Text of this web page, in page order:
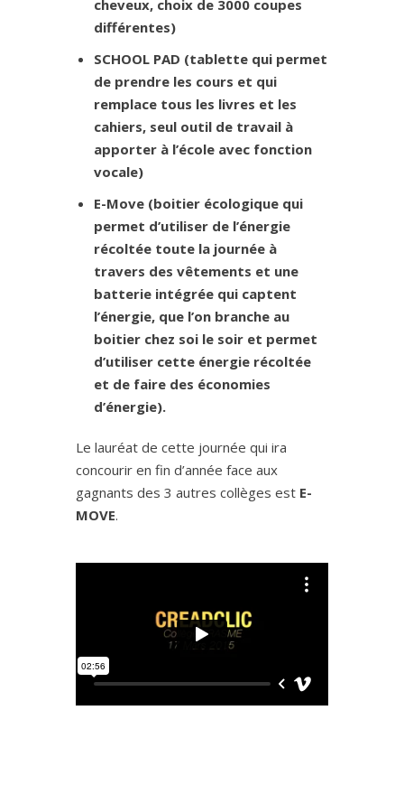
cheveux, choix de 3000 coupes
différentes)
SCHOOL PAD (tablette qui permet
de prendre les cours et qui
remplace tous les livres et les
cahiers, seul outil de travail à
apporter à l’école avec fonction
vocale)
E-Move (boitier écologique qui
permet d’utiliser de l’énergie
récoltée toute la journée à
travers des vêtements et une
batterie intégrée qui captent
l’énergie, que l’on branche au
boitier chez soi le soir et permet
d’utiliser cette énergie récoltée
et de faire des économies
d’énergie).
Le lauréat de cette journée qui ira
concourir en fin d’année face aux
gagnants des 3 autres collèges est E-
MOVE.